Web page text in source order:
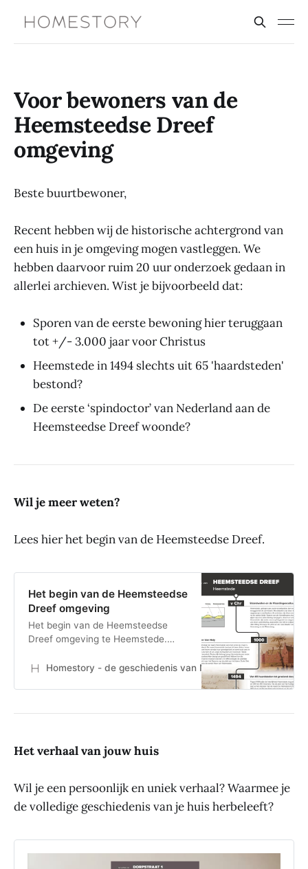
Voor bewoners van de
Heemsteedse Dreef
omgeving
Beste buurtbewoner,
Recent hebben wij de historische achtergrond van
een huis in je omgeving mogen vastleggen. We
hebben daarvoor ruim 20 uur onderzoek gedaan in
allerlei archieven. Wist je bijvoorbeeld dat:
Sporen van de eerste bewoning hier teruggaan
tot +/- 3.000 jaar voor Christus
Heemstede in 1494 slechts uit 65 'haardsteden'
bestond?
De eerste ‘spindoctor’ van Nederland aan de
Heemsteedse Dreef woonde?
Wil je meer weten?
Lees hier het begin van de Heemsteedse Dreef.
Het begin van de Heemsteedse
Dreef omgeving
Het begin van de Heemsteedse
Dreef omgeving te Heemstede.
met begin 20ste eeuw.
Homestory - de geschiedenis van Nederlandse huizen
Het verhaal van jouw huis
Wil je een persoonlijk en uniek verhaal? Waarmee je
de volledige geschiedenis van je huis herbeleeft?